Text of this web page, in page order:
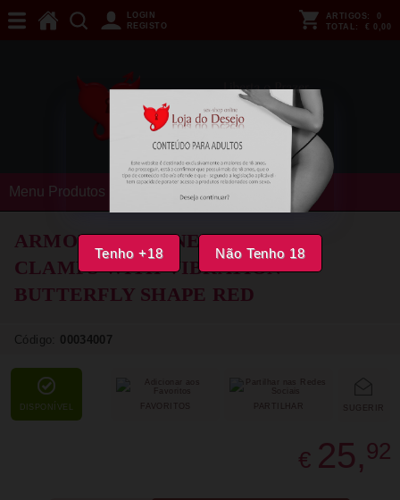
Tenho +18 Não Tenho 18
LOGIN
REGISTO
ARTIGOS:
0
TOTAL: € 0,00
Menu Produtos
ARMONY - MAGNETIC NIPPLE
CLAMPS WITH VIBRATION
BUTTERFLY SHAPE RED
Código: 00034007
DISPONÍVEL SUGERIR
FAVORITOS
€ 25,92